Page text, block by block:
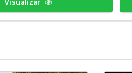
Visualizar